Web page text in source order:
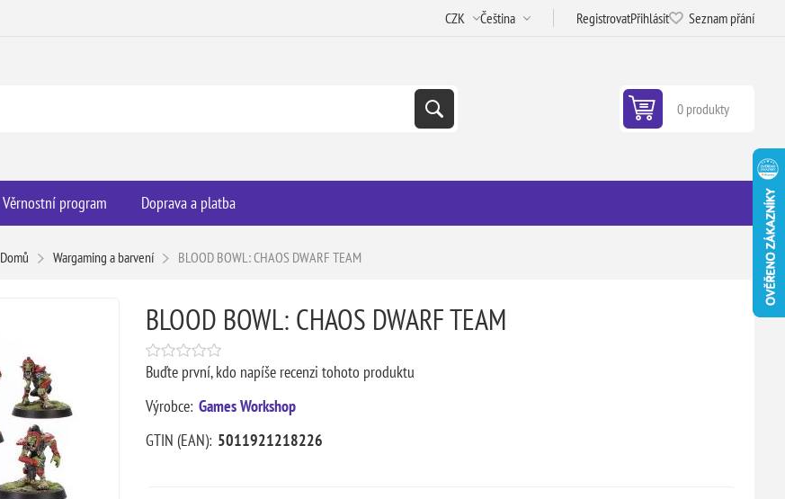
RegistrovatPřihlásit Seznam přání
0 produkty
Věrnostní program Doprava a platba
Domů Wargaming a barvení BLOOD BOWL: CHAOS DWARF TEAM
BLOOD BOWL: CHAOS DWARF TEAM
Buďte první, kdo napíše recenzi tohoto produktu
Výrobce: Games Workshop
GTIN (EAN): 5011921218226